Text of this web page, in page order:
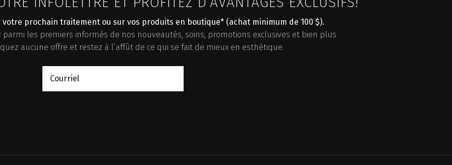
votre prochain traitement ou sur vos produits en boutique* (achat minimum de 100 $).
parmi les premiers informés de nos nouveautés, soins, promotions exclusives et bien plus
aucune offre et restez à l’affût de ce qui se fait de mieux en esthétique.